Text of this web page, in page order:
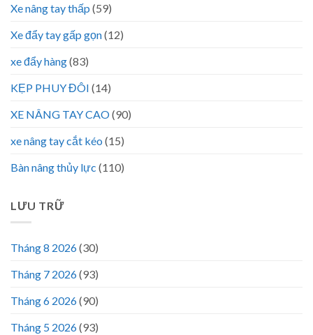
Xe nâng tay thấp (59)
Xe đẩy tay gấp gọn(12)
xe đẩy hàng(83)
KẸP PHUY ĐÔI (14)
XE NÂNG TAY CAO(90)
xe nâng tay cắt kéo (15)
Bàn nâng thủy lực (110)
LƯU TRỮ
Tháng 8 2026(30)
Tháng 7 2026(93)
Tháng 6 2026(90)
Tháng 5 2026(93)